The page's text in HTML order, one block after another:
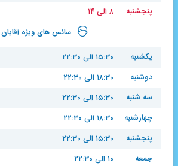
پنجشنبه
۸ الی ۱۴
سانس های ویژه آقایان
یکشنبه
۱۵:۳۰ الی ۲۲:۳۰
دوشنبه
۱۸:۳۰ الی ۲۲:۳۰
سه شنبه
۱۵:۳۰ الی ۲۲:۳۰
چهارشنبه
۱۸:۳۰ الی ۲۲:۳۰
پنجشنبه
۱۵:۳۰ الی ۲۲:۳۰
جمعه
۱۰ الی ۲۲:۳۰